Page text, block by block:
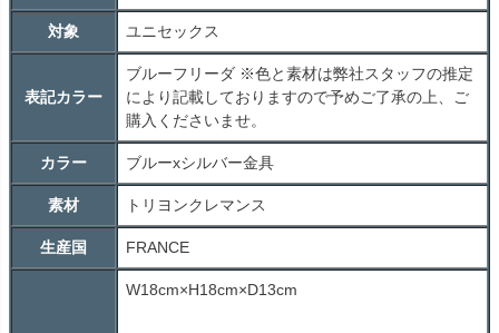
対象 ユニセックス
表記カラー
ブルーフリーダ ※色と素材は弊社スタッフの推定
により記載しておりますので予めご了承の上、ご
購入くださいませ。
カラー ブルーxシルバー金具
素材 トリヨンクレマンス
生産国 FRANCE
W18cm×H18cm×D13cm